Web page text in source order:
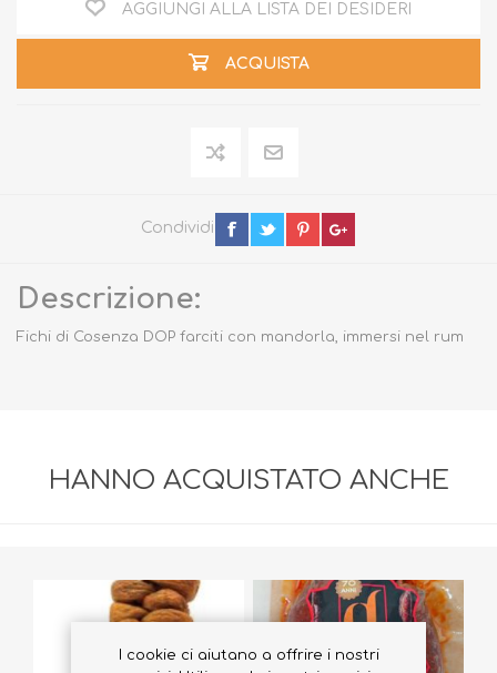
AGGIUNGI ALLA LISTA DEI DESIDERI
ACQUISTA
Condividi
Descrizione:
Fichi di Cosenza DOP farciti con mandorla, immersi nel rum
HANNO ACQUISTATO ANCHE
I cookie ci aiutano a offrire i nostri